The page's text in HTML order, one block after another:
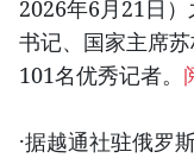
2026年6月21日
书记、国家主席
101名优秀记者。
·据越通社驻俄罗